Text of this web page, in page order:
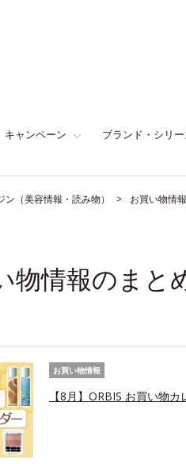
キャンペーン ブランド・シリ
ン（美容情報・読み物） お買い物情
物情報のまと
お買い物情報
【8月】ORBIS お買い物カ